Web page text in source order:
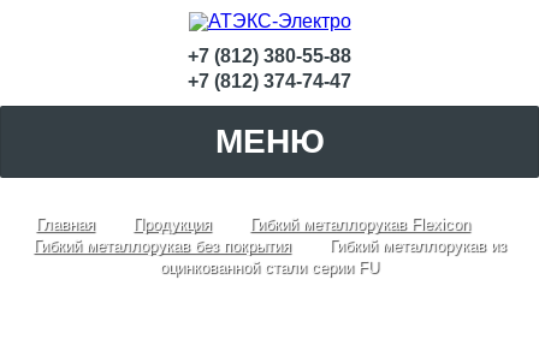
+7 (812) 380-55-88
+7 (812) 374-74-47
МЕНЮ
Главная Продукция
Гибкий металлорукав Flexicon
Гибкий металлорукав без покрытия
Гибкий металлорукав из
оцинкованной стали серии FU